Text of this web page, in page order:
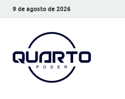
9 de agosto de 2026